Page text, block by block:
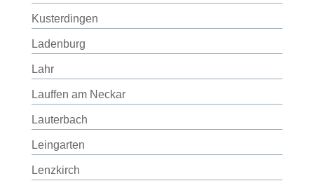
Kusterdingen
Ladenburg
Lahr
Lauffen am Neckar
Lauterbach
Leingarten
Lenzkirch